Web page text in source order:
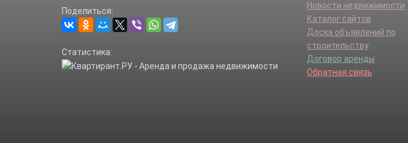
Поделиться:
Статистика:
Новости недвижимости
Каталог сайтов
Доска объявлений по
строительству
Договор аренды
Обратная связь